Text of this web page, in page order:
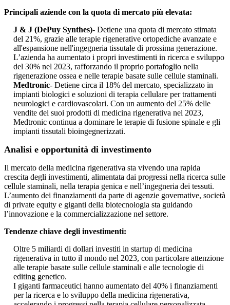
Principali aziende con la quota di mercato più elevata:
J & J (DePuy Synthes)- Detiene una quota di mercato stimata
del 21%, grazie alle terapie rigenerative ortopediche avanzate e
all'espansione nell'ingegneria tissutale di prossima generazione.
L’azienda ha aumentato i propri investimenti in ricerca e sviluppo
del 30% nel 2023, rafforzando il proprio portafoglio nella
rigenerazione ossea e nelle terapie basate sulle cellule staminali.
Medtronic- Detiene circa il 18% del mercato, specializzato in
impianti biologici e soluzioni di terapia cellulare per trattamenti
neurologici e cardiovascolari. Con un aumento del 25% delle
vendite dei suoi prodotti di medicina rigenerativa nel 2023,
Medtronic continua a dominare le terapie di fusione spinale e gli
impianti tissutali bioingegnerizzati.
Analisi e opportunità di investimento
Il mercato della medicina rigenerativa sta vivendo una rapida
crescita degli investimenti, alimentata dai progressi nella ricerca sulle
cellule staminali, nella terapia genica e nell’ingegneria dei tessuti.
L’aumento dei finanziamenti da parte di agenzie governative, società
di private equity e giganti della biotecnologia sta guidando
l’innovazione e la commercializzazione nel settore.
Tendenze chiave degli investimenti:
Oltre 5 miliardi di dollari investiti in startup di medicina
rigenerativa in tutto il mondo nel 2023, con particolare attenzione
alle terapie basate sulle cellule staminali e alle tecnologie di
editing genetico.
I giganti farmaceutici hanno aumentato del 40% i finanziamenti
per la ricerca e lo sviluppo della medicina rigenerativa,